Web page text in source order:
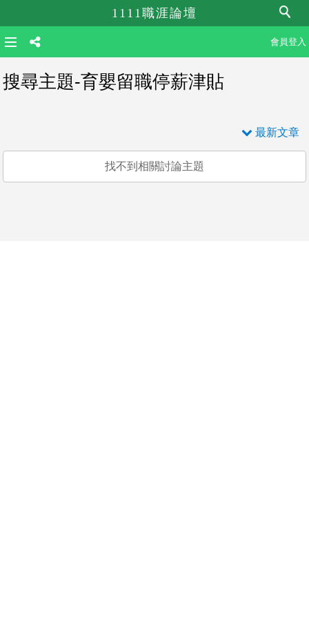
1111職涯論壇
會員登入
搜尋主題-育嬰留職停薪津貼
最新文章
找不到相關討論主題